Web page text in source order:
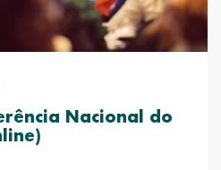
Nacional do